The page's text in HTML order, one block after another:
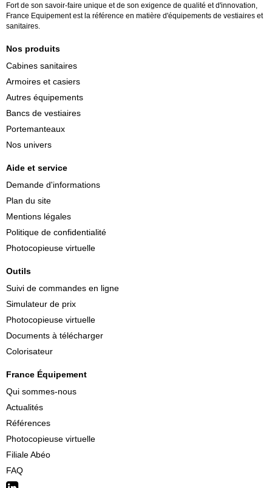
Fort de son savoir-faire unique et de son exigence de qualité et d'innovation,
France Equipement est la référence en matière d'équipements de vestiaires et
sanitaires.
Nos produits
Cabines sanitaires
Armoires et casiers
Autres équipements
Bancs de vestiaires
Portemanteaux
Nos univers
Aide et service
Demande d'informations
Plan du site
Mentions légales
Politique de confidentialité
Photocopieuse virtuelle
Outils
Suivi de commandes en ligne
Simulateur de prix
Photocopieuse virtuelle
Documents à télécharger
Colorisateur
France Équipement
Qui sommes-nous
Actualités
Références
Photocopieuse virtuelle
Filiale Abéo
FAQ